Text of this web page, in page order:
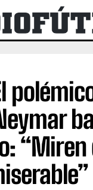
“Miren